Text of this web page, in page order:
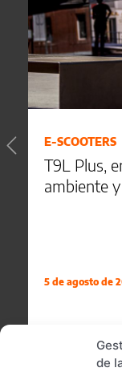
de
E-SCOOTERS
T9L Plus,
ambiente
5 de agosto de